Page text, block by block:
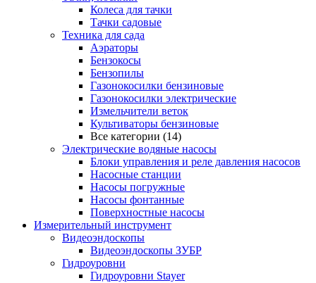
Колеса для тачки
Тачки садовые
Техника для сада
Аэраторы
Бензокосы
Бензопилы
Газонокосилки бензиновые
Газонокосилки электрические
Измельчители веток
Культиваторы бензиновые
Все категории (14)
Электрические водяные насосы
Блоки управления и реле давления насосов
Насосные станции
Насосы погружные
Насосы фонтанные
Поверхностные насосы
Измерительный инструмент
Видеоэндоскопы
Видеоэндоскопы ЗУБР
Гидроуровни
Гидроуровни Stayer